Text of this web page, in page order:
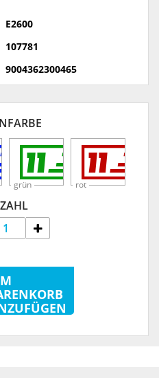
E2600
107781
9004362300465
grün rot